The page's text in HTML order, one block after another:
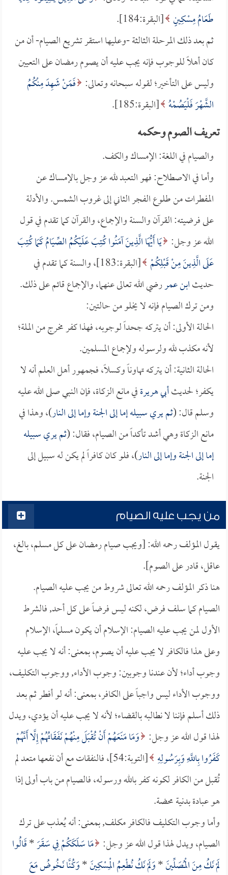
طَعَامُ مِسْكِينٍ [البقرة:184].
ثم بعد ذلك المرحلة الثالثة -وعليها استقر تشريع الصيام- أن من
كان أهلاً للوجوب فإنه يجب عليه أن يصوم رمضان على التعيين
وليس على التأخير؛ لقوله سبحانه وتعالى: فَمَنْ شَهِدَ مِنْكُمُ
الشَّهْرَ فَلْيَصُمْهُ [البقرة:185].
تعريف الصوم وحكمه
والصيام في اللغة: الإمساك والكف.
وأما في الاصطلاح: فهو التعبد لله عز وجل بالإمساك عن
المفطرات من طلوع الفجر الثاني إلى غروب الشمس. والأدلة
على فرضيته: القرآن والسنة والإجماع، والقرآن كما تقدم في قول
الله عز وجل: يَا أَيُّهَا الَّذِينَ آمَنُوا كُتِبَ عَلَيْكُمُ الصِّيَامُ كَمَا كُتِبَ
عَلَى الَّذِينَ مِنْ قَبْلِكُمْ
[البقرة:183]، والسنة كما تقدم في
حديثابن عمررضي الله تعالى عنهما، والإجماع قائم على ذلك.
ومن ترك الصيام فإنه لا يخلو من حالتين:
الحالة الأولى: أن يتركه جحداً لوجوبه، فهذا كفر مخرج من الملة؛
لأنه مكذب لله ولرسوله ولإجماع المسلمين.
الحالة الثانية: أن يتركه تهاوناً وكسلاً، فجمهور أهل العلم أنه لا
يكفر؛ لحديثأبي هريرةفي مانع الزكاة، فإن النبي صلى الله عليه
وسلم قال: (ثم يري سبيله إما إلى الجنة وإما إلى النار)، وهذا في
مانع الزكاة وهي أشد تأكداً من الصيام، فقال: (ثم يري سبيله
إما إلى الجنة وإما إلى النار)، فلو كان كافراً لم يكن له سبيل إلى
الجنة.
من يجب عليه الصيام
يقول المؤلف رحمه الله: [ويجب صيام رمضان على كل مسلم، بالغ،
عاقل، قادر على الصوم].
هنا ذكر المؤلف رحمه الله تعالى شروط من يجب عليه الصيام.
الصيام كما سلف فرض، لكنه ليس فرضاً على كل أحد, فالشرط
الأول لمن يجب عليه الصيام: الإسلام أن يكون مسلماً، الإسلام
وعلى هذا فالكافر لا يجب عليه أن يصوم، بمعنى: أنه لا يجب عليه
وجوب أداء؛ لأن عندنا وجوبين: وجوب الأداء, ووجوب التكليف،
ووجوب الأداء ليس واجباً على الكافر، بمعنى: أنه لو أفطر ثم بعد
ذلك أسلم فإننا لا نطالبه بالقضاء؛ لأنه لا يجب عليه أن يؤدي، ويدل
لهذا قول الله عز وجل: وَمَا مَنَعَهُمْ أَنْ تُقْبَلَ مِنْهُمْ نَفَقَاتُهُمْ إِلَّا أَنَّهُمْ
كَفَرُوا بِاللَّهِ وَبِرَسُولِهِ
[التوبة:54]، فالنفقات مع أن نفعها متعد لم
تُقبل من الكافر لكونه كفر بالله ورسوله، فالصيام من باب أولى إذا
هو عبادة بدنية محضة.
وأما وجوب التكليف فالكافر مكلف, بمعنى: أنه يُعذب على ترك
الصيام، ويدل لهذا قول الله عز وجل: مَا سَلَكَكُمْ فِي سَقَرَ*قَالُوا
لَمْ نَكُ مِنَ الْمُصَلِّينَ*وَلَمْ نَكُ نُطْعِمُ الْمِسْكِينَ*وَكُنَّا نَخُوضُ مَعَ